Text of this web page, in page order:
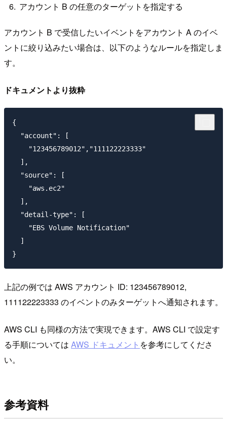
アカウント B の任意のターゲットを指定する
アカウント B で受信したいイベントをアカウント A のイベ
ントに絞り込みたい場合は、以下のようなルールを指定しま
す。
ドキュメントより抜粋
{
  "account": [
    "123456789012","111122223333"
  ],
  "source": [
    "aws.ec2"
  ],
  "detail-type": [
    "EBS Volume Notification"
  ]
上記の例では AWS アカウント ID: 123456789012,
111122223333 のイベントのみターゲットへ通知されます。
AWS CLI も同様の方法で実現できます。AWS CLI で設定す
る手順については AWS ドキュメント を参考にしてくださ
い。
参考資料